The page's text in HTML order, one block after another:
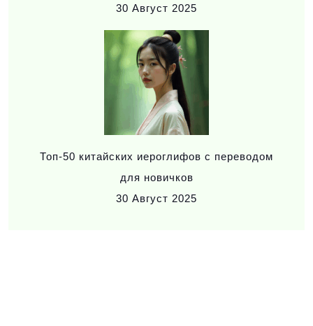
30 Август 2025
Топ-50 китайских иероглифов с переводом
для новичков
30 Август 2025